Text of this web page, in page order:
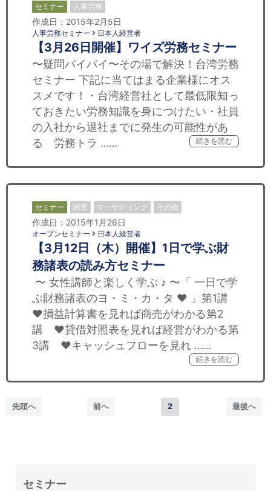
セミナー 人事労務
作成日：2015年2月5日
人事労務セミナー 日本人経営者
【3月26日開催】ワイズ労務セミナー
〜疑問バイバイ〜その場で解決！台湾労務
セミナー 下記に当てはまる企業様にオス
スメです！・台湾経営社として最低限知っ
ておきたい労務知識を身につけたい・社員
の入社から退社までに発生の可能性があ
る 労務トラ ……
続きを読む
セミナー 経営 マーケティング その他
作成日：2015年1月26日
オープンセミナー 日本人経営者
【3月12日（木）開催】1日で学ぶ財
務諸表の読み方セミナー
〜 女性講師と楽しく学ぶ ♪ 〜「 一日で学
ぶ財務諸表のヨ・ミ・カ・タ ♥︎ 」第1講
♥︎損益計算書を見れば商売がわかる第2
講 ♥︎貸借対照表を見れば経営がわかる第
3講 ♥︎キャッシュフローを見れ ……
続きを読む
先頭へ 前へ 2 最後へ
セミナー